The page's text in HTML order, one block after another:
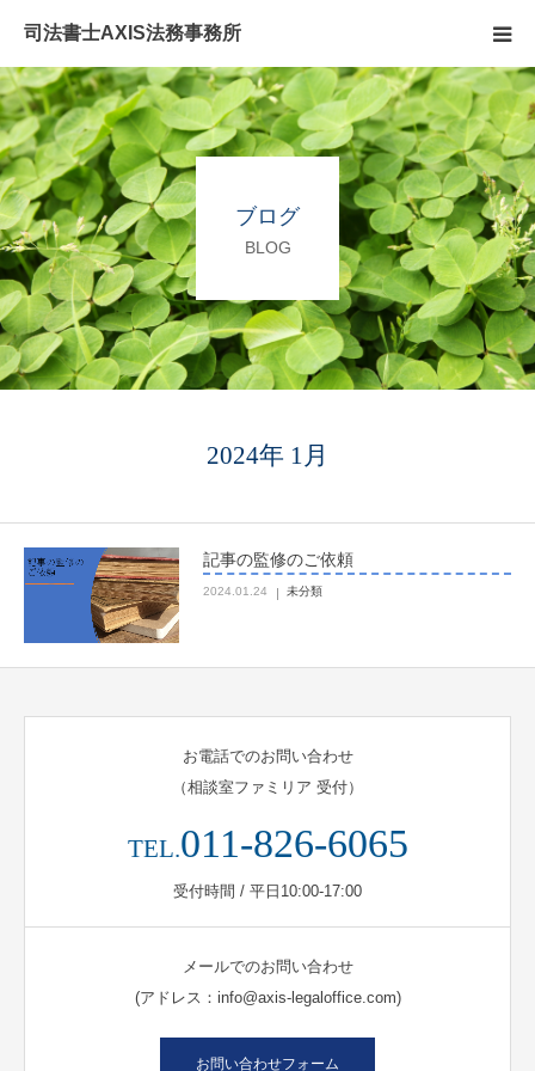
司法書士AXIS法務事務所
ブログ
BLOG
2024年 1月
記事の監修のご依頼
2024.01.24 未分類
お電話でのお問い合わせ
（相談室ファミリア 受付）
TEL.011-826-6065
受付時間 / 平日10:00-17:00
メールでのお問い合わせ
(アドレス：info@axis-legaloffice.com)
お問い合わせフォーム
相続のこと
無料相談
アクセス
ブログ
スタッフ